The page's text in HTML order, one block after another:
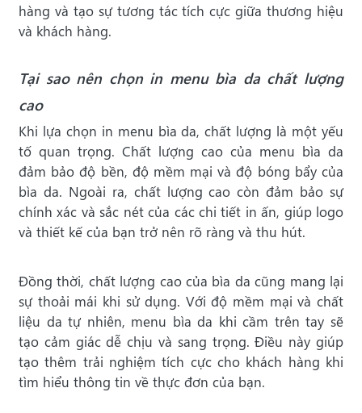
hàng và tạo sự tương tác tích cực giữa thương hiệu
và khách hàng.
Tại sao nên chọn in menu bìa da chất lượng
cao
Khi lựa chọn in menu bìa da, chất lượng là một yếu
tố quan trọng. Chất lượng cao của menu bìa da
đảm bảo độ bền, độ mềm mại và độ bóng bẩy của
bìa da. Ngoài ra, chất lượng cao còn đảm bảo sự
chính xác và sắc nét của các chi tiết in ấn, giúp logo
và thiết kế của bạn trở nên rõ ràng và thu hút.
Đồng thời, chất lượng cao của bìa da cũng mang lại
sự thoải mái khi sử dụng. Với độ mềm mại và chất
liệu da tự nhiên, menu bìa da khi cầm trên tay sẽ
tạo cảm giác dễ chịu và sang trọng. Điều này giúp
tạo thêm trải nghiệm tích cực cho khách hàng khi
tìm hiểu thông tin về thực đơn của bạn.